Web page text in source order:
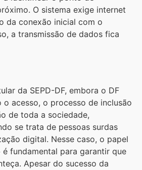
O sistema exige internet
da conexão inicial com o
a transmissão de dados fica
da SEPD-DF, embora o DF
acesso, o processo de inclusão
de toda a sociedade,
se trata de pessoas surdas
digital. Nesse caso, o papel
fundamental para garantir que
Apesar do sucesso da